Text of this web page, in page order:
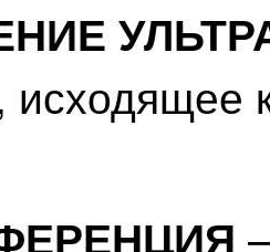
исходящее